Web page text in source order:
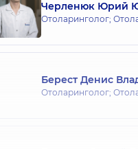
Черленюк Юрий
Отоларинголог;
Берест Денис
Отоларинголог;